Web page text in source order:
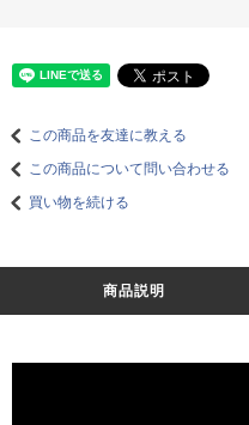
この商品を友達に教える
この商品について問い合わせる
買い物を続ける
商品説明